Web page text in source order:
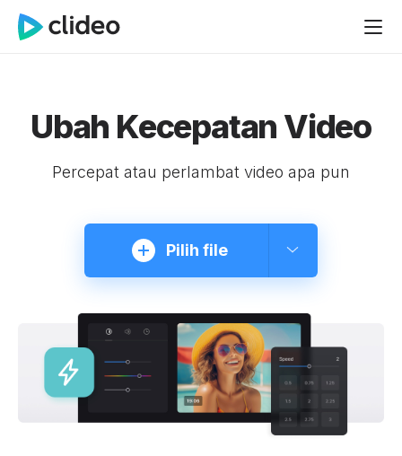
Ubah Kecepatan Video
Percepat atau perlambat video apa pun
Pilih file